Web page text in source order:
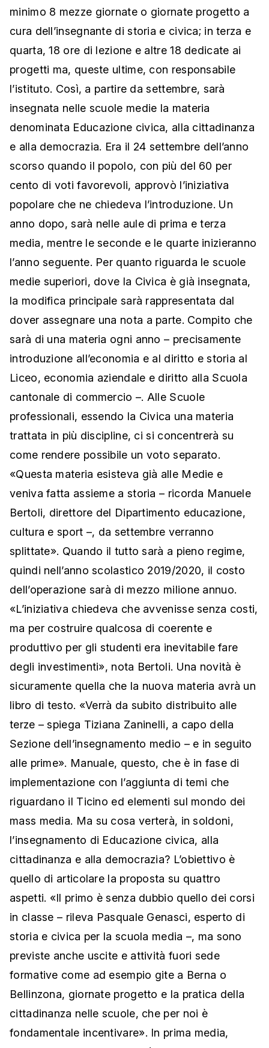
minimo 8 mezze giornate o giornate progetto a
cura dell’insegnante di storia e civica; in terza e
quarta, 18 ore di lezione e altre 18 dedicate ai
progetti ma, queste ultime, con responsabile
l’istituto. Così, a partire da settembre, sarà
insegnata nelle scuole medie la materia
denominata Educazione civica, alla cittadinanza
e alla democrazia. Era il 24 settembre dell’anno
scorso quando il popolo, con più del 60 per
cento di voti favorevoli, approvò l’iniziativa
popolare che ne chiedeva l’introduzione. Un
anno dopo, sarà nelle aule di prima e terza
media, mentre le seconde e le quarte inizieranno
l’anno seguente. Per quanto riguarda le scuole
medie superiori, dove la Civica è già insegnata,
la modifica principale sarà rappresentata dal
dover assegnare una nota a parte. Compito che
sarà di una materia ogni anno – precisamente
introduzione all’economia e al diritto e storia al
Liceo, economia aziendale e diritto alla Scuola
cantonale di commercio –. Alle Scuole
professionali, essendo la Civica una materia
trattata in più discipline, ci si concentrerà su
come rendere possibile un voto separato.
«Questa materia esisteva già alle Medie e
veniva fatta assieme a storia – ricorda Manuele
Bertoli, direttore del Dipartimento educazione,
cultura e sport –, da settembre verranno
splittate». Quando il tutto sarà a pieno regime,
quindi nell’anno scolastico 2019/2020, il costo
dell’operazione sarà di mezzo milione annuo.
«L’iniziativa chiedeva che avvenisse senza costi,
ma per costruire qualcosa di coerente e
produttivo per gli studenti era inevitabile fare
degli investimenti», nota Bertoli. Una novità è
sicuramente quella che la nuova materia avrà un
libro di testo. «Verrà da subito distribuito alle
terze – spiega Tiziana Zaninelli, a capo della
Sezione dell’insegnamento medio – e in seguito
alle prime». Manuale, questo, che è in fase di
implementazione con l’aggiunta di temi che
riguardano il Ticino ed elementi sul mondo dei
mass media. Ma su cosa verterà, in soldoni,
l’insegnamento di Educazione civica, alla
cittadinanza e alla democrazia? L’obiettivo è
quello di articolare la proposta su quattro
aspetti. «Il primo è senza dubbio quello dei corsi
in classe – rileva Pasquale Genasci, esperto di
storia e civica per la scuola media –, ma sono
previste anche uscite e attività fuori sede
formative come ad esempio gite a Berna o
Bellinzona, giornate progetto e la pratica della
cittadinanza nelle scuole, che per noi è
fondamentale incentivare». In prima media,